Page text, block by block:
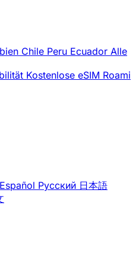
Chile Peru Ecuador Alle
Kostenlose eSIM Roami
Español Русский 日本語